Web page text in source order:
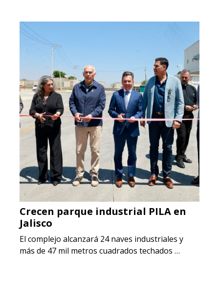
Crecen parque industrial PILA en
Jalisco
El complejo alcanzará 24 naves industriales y
más de 47 mil metros cuadrados techados …